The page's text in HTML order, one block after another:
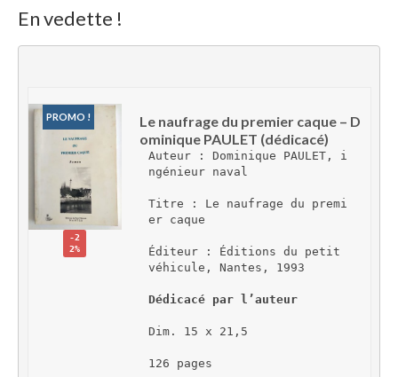
En vedette !
PROMO !
-2
2%
Le naufrage du premier caque – D
ominique PAULET (dédicacé)
Auteur : Dominique PAULET, i
ngénieur naval
Titre : Le naufrage du premi
er caque
Éditeur : Éditions du petit
véhicule, Nantes, 1993
Dédicacé par l’auteur
Dim. 15 x 21,5
126 pages